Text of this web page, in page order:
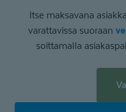
Itse maksavana
varattavissa suoraan
soittamalla